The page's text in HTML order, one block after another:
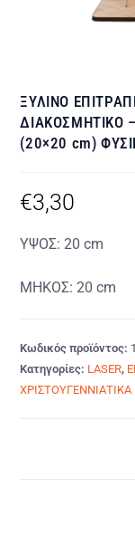
ΞΥΛΙΝΟ
ΔΙΑΚΟΣΜΗΤΙΚΟ
(20×20 cm)
€3,30
ΥΨΟΣ: 20 cm
ΜΗΚΟΣ: 20 cm
Κωδικός προϊόντος:
Κατηγορίες: LASER,
ΧΡΙΣΤΟΥΓΕΝΝΙΑΤΙΚΑ